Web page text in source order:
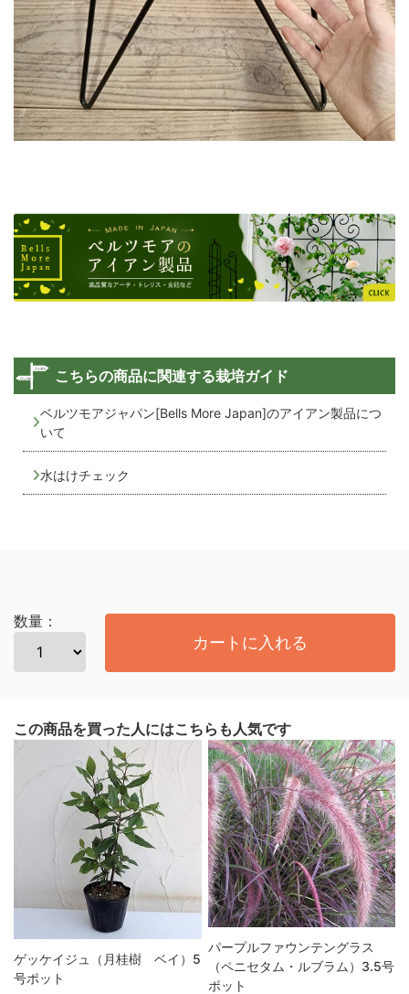
こちらの商品に関連する栽培ガイド
ベルツモアジャパン[Bells More Japan]のアイアン製品につ
いて
水はけチェック
数量：
カートに入れる
この商品を買った人にはこちらも人気です
ゲッケイジュ（月桂樹 ベイ）5
号ポット
パープルファウンテングラス
（ペニセタム・ルブラム）3.5号
ポット